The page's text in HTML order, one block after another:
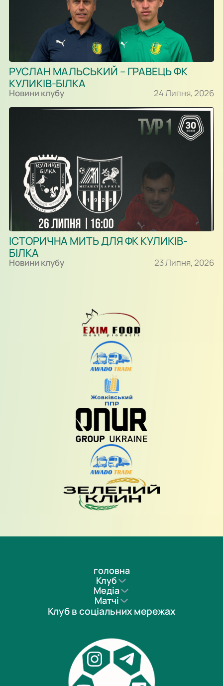
РУСЛАН МАЛЬСЬКИЙ – ГРАВЕЦЬ ФК
КУЛИКІВ-БІЛКА
Новини клубу 24 Липня, 2026
ІСТОРИЧНА МИТЬ ДЛЯ ФК КУЛИКІВ-
БІЛКА
Новини клубу 23 Липня, 2026
головна
Клуб
Медіа
Матчі
Клуб в соціальних мережах